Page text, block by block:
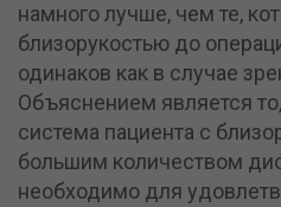
намного лучше, чем те,
близорукостью до
одинаков как в случае
Объяснением является
система пациента с
большим количеством
необходимо для